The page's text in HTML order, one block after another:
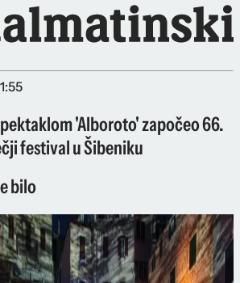
'Alboroto' započeo 66.
festival u Šibeniku
bilo